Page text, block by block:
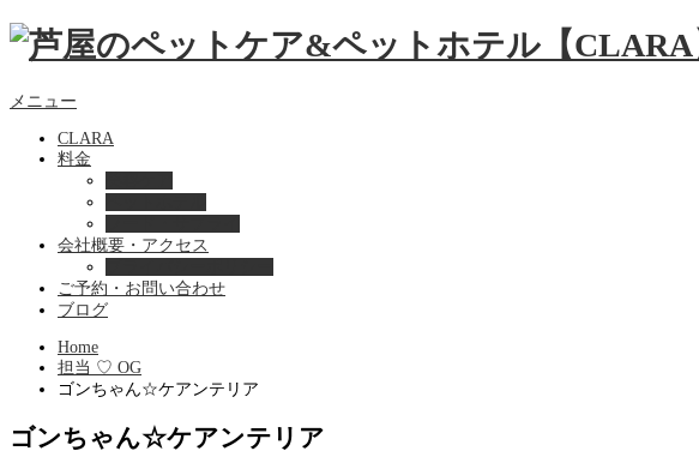
メニュー
CLARA
料金
会社概要・アクセス
ご予約・お問い合わせ
ブログ
Home
担当 ♡ OG
ゴンちゃん☆ケアンテリア
ゴンちゃん☆ケアンテリア